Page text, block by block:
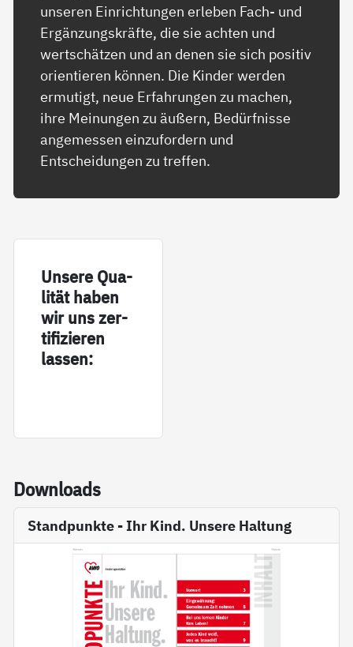
unseren Einrichtungen erleben Fach- und
Ergänzungskräfte, die sie achten und
wertschätzen und an denen sie sich positiv
orientieren können. Die Kinder werden
ermutigt, neue Erfahrungen zu machen,
ihre Meinungen zu äußern, Bedürfnisse
angemessen einzufordern und
Entscheidungen zu treffen.
Un­se­re Qua­
li­tät ha­ben
wir uns zer­
ti­fi­zie­ren
las­sen:
Down­loads
Standpunkte - Ihr Kind. Unsere Haltung